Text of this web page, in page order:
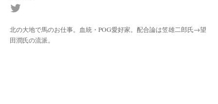
北の大地で馬のお仕事。血統・POG愛好家。配合論は笠雄二郎氏→望
田潤氏の流派。